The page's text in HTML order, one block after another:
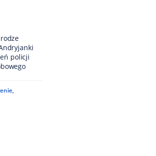
policji
,